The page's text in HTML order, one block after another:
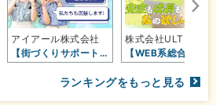
アイアール株式会社
【街づくりサポート】プライベート重…
株式会社ULTI‐ME
ランキングをもっと見る